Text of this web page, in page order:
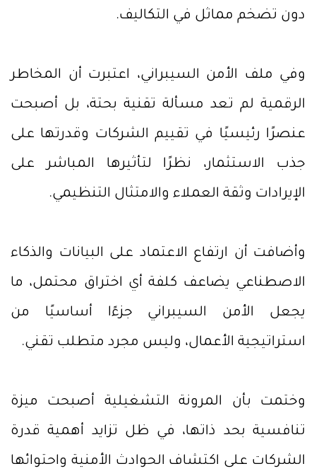
دون تضخم مماثل في التكاليف.
وفي ملف الأمن السيبراني، اعتبرت أن المخاطر
الرقمية لم تعد مسألة تقنية بحتة، بل أصبحت
عنصرًا رئيسيًا في تقييم الشركات وقدرتها على
جذب الاستثمار، نظرًا لتأثيرها المباشر على
الإيرادات وثقة العملاء والامتثال التنظيمي.
وأضافت أن ارتفاع الاعتماد على البيانات والذكاء
الاصطناعي يضاعف كلفة أي اختراق محتمل، ما
يجعل الأمن السيبراني جزءًا أساسيًا من
استراتيجية الأعمال، وليس مجرد متطلب تقني.
وختمت بأن المرونة التشغيلية أصبحت ميزة
تنافسية بحد ذاتها، في ظل تزايد أهمية قدرة
الشركات على اكتشاف الحوادث الأمنية واحتوائها